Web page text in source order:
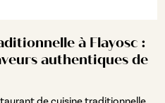
à Flayosc :
authentiques de